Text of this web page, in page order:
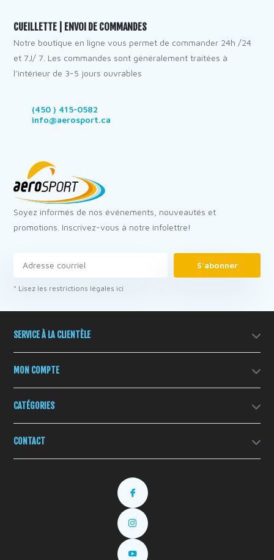
CUEILLETTE | ENVOI DE COMMANDES
Notre boutique en ligne vous permet de commander 24h /24
et 7J/ 7. Les commandes sont généralement traitées à
l’intérieur de 3-5 jours ouvrables
(450 ) 415-0582
info@aerosport.ca
Soyez informés de nos événements, nouveautés et
promotions. Inscrivez-vous à notre infolettre!
S'abonner
* Lisez les restrictions légales ici
SERVICE À LA CLIENTÈLE
MON COMPTE
CATÉGORIES
CONTACT